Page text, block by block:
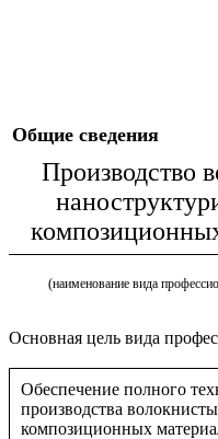
Общие сведения
Производство
(наименование вида
Основная цель вида
Обеспечение полного
производства
композиционных